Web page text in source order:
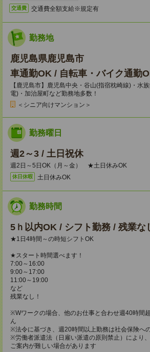
交通費 交通費全額支給※規定有
勤務地
鹿児島県鹿児島市
車通勤OK / 自転車・バイク通勤
【鹿児島市】鹿児島中央・谷山(指宿枕崎線)・水
電)・加治屋町など勤務地多数！
＜シニア向けマンション＞
勤務曜日
週2～3 / 土日祝休
週2日～5日OK（月～金） ★土日休みOK
休日休暇 土日休みOK
勤務時間
5ｈ以内OK / シフト勤務 / 残業な
★1日4時間～の時短シフトOK
★スタート時間選べます！
7:00～16:00
9:00～17:00
11:00～19:00
など
残業なし！
※Wワークの場合、他のお仕事と合わせ週40時間
ん
※法令に基づき、週20時間以上勤務は社会保険へ
※労働者派遣法（日雇い派遣の原則禁止）により
ご案内が難しい場合があります